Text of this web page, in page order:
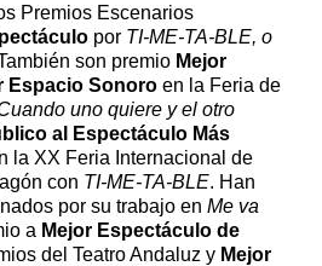
Premios Escenarios
por TI-ME-TA-BLE, o
son premio Mejor
Espacio Sonoro en la Feria de
uno quiere y el otro
al Espectáculo Más
la XX Feria Internacional de
con TI-ME-TA-BLE. Han
por su trabajo en Me va
a Mejor Espectáculo de
del Teatro Andaluz y Mejor